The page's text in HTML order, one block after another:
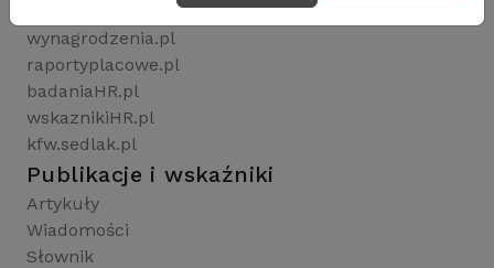
wynagrodzenia.pl
raportyplacowe.pl
badaniaHR.pl
wskaznikiHR.pl
kfw.sedlak.pl
Publikacje i wskaźniki
Artykuły
Wiadomości
Słownik